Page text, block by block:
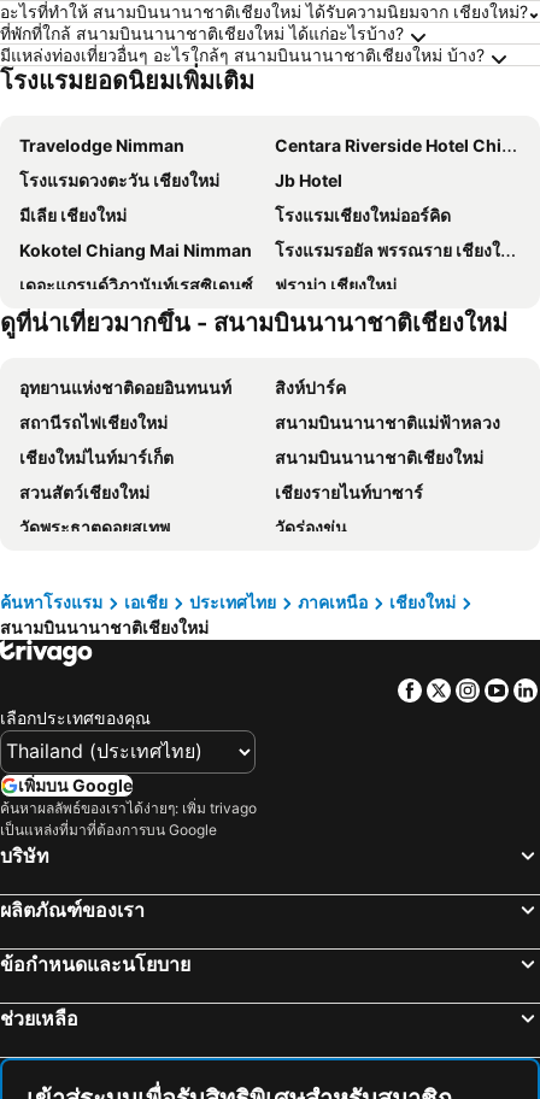
อะไรที่ทำให้ สนามบินนานาชาติเชียงใหม่ ได้รับความนิยมจาก เชียงใหม่?
ที่พักที่ใกล้ สนามบินนานาชาติเชียงใหม่ ได้แก่อะไรบ้าง?
มีแหล่งท่องเที่ยวอื่นๆ อะไรใกล้ๆ สนามบินนานาชาติเชียงใหม่ บ้าง?
โรงแรมยอดนิยมเพิ่มเติม
Travelodge Nimman
Centara Riverside Hotel Chiang Mai
โรงแรมดวงตะวัน เชียงใหม่
Jb Hotel
มีเลีย เชียงใหม่
โรงแรมเชียงใหม่ออร์คิด
Kokotel Chiang Mai Nimman
โรงแรมรอยัล พรรณราย เชียงใหม่
เดอะแกรนด์วิภานันท์เรสซิเดนซ์
ฟูราม่า เชียงใหม่
Anodard Hotel Chiang Mai
วิคตอเรีย นิมมาน โฮเต็ล
Star Hotel Chiang Mai
Casa Marocc Hotel
เชียงใหม่ภูคำ
รอยัล เพนนินซูลา โฮเท็ล เชียงใหม่
อินเตอร์คอนติเนนตัล เชียงใหม่ แม่ปิงโฮเทล
Donchan Grand Hotel
Cross Vibe Chiang Mai Decem, Nimman
Mercure Chiang Mai
Eastin Tan Hotel Chiang Mai
Wintree City Resort Chiang Mai
Hug Nimman Hotel
Hyde Park Chiangmai
Buri Siri Hotel
คุ้มภูคำ
Kantary Hills Hotel, Chiang Mai
เบสิค ไลน์ โฮเต็ล แอท ลอยเคราะห์
ดุสิต ปริ๊นเซส เชียงใหม่
At Pingnakorn Nimman Hotel
B2 Mountain Pano Residence Chiang Mai
Maraya Hotel & Resort
WE Terminal Hotel
Donchan Residence
โนเบิลเพลส เชียงใหม่
ยูเฮาส์
แอร์พอร์ต เรสซิเดนซ์ 2
Noble Place Chiangmai
ดิแอร์พอร์ทกรีนเนอรี่ เชี่ยงใหม่
ดูที่น่าเที่ยวมากขึ้น - สนามบินนานาชาติเชียงใหม่
อุทยานแห่งชาติดอยอินทนนท์
สิงห์ปาร์ค
สถานีรถไฟเชียงใหม่
สนามบินนานาชาติแม่ฟ้าหลวง
เชียงใหม่ไนท์มาร์เก็ต
สนามบินนานาชาติเชียงใหม่
สวนสัตว์เชียงใหม่
เชียงรายไนท์บาซาร์
วัดพระธาตุดอยสุเทพ
วัดร่องขุ่น
วัดพระสิงห์
สวนกล้วยไม้และฟาร์มผีเสื้อแม่ริม
วัดพระธาตุลำปางหลวง
สวนแม่ฟ้าหลวง
Chiang Rai's Night Market
บ่อน้ำพุร้อนสันกำแพง
ทัวร์ชมเมือง
สนามบินสุโขทัย
ปางช้างแม่ตะมาน
วนอุทยานน้ำตกขุนกรณ์
ฟาร์มงูแม่สา
ปางช้างแม่สา
วัดท่าตอน
Phrae Airport
Nam Tok Mor Paeng
ค้นหาโรงแรม เอเชีย ประเทศไทย ภาคเหนือ
เชียงใหม่
สนามบินนานาชาติเชียงใหม่
Facebook
Twitter
เลือกประเทศของคุณ
เพิ่มบน Google
ค้นหาผลลัพธ์ของเราได้ง่ายๆ: เพิ่ม trivago
เป็นแหล่งที่มาที่ต้องการบน Google
บริษัท
ผลิตภัณฑ์ของเรา
ข้อกำหนดและนโยบาย
ช่วยเหลือ